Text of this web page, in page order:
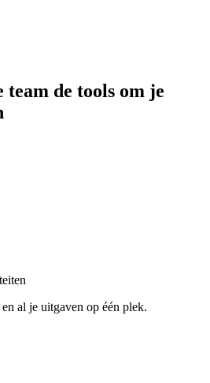
de tools om je
al je uitgaven op één plek.